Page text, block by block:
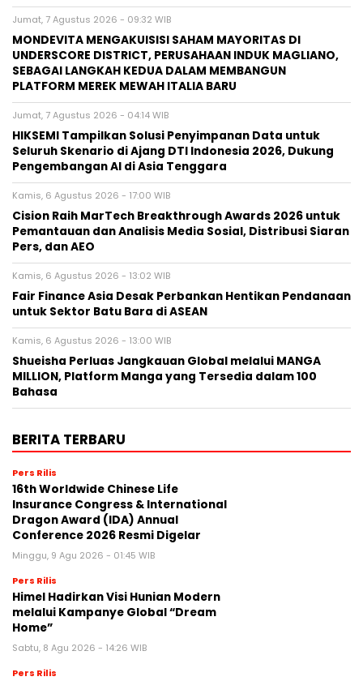
Jumat, 7 Agustus 2026 - 09:32 WIB
MONDEVITA MENGAKUISISI SAHAM MAYORITAS DI
UNDERSCORE DISTRICT, PERUSAHAAN INDUK MAGLIANO,
SEBAGAI LANGKAH KEDUA DALAM MEMBANGUN
PLATFORM MEREK MEWAH ITALIA BARU
Jumat, 7 Agustus 2026 - 04:14 WIB
HIKSEMI Tampilkan Solusi Penyimpanan Data untuk
Seluruh Skenario di Ajang DTI Indonesia 2026, Dukung
Pengembangan AI di Asia Tenggara
Kamis, 6 Agustus 2026 - 17:00 WIB
Cision Raih MarTech Breakthrough Awards 2026 untuk
Pemantauan dan Analisis Media Sosial, Distribusi Siaran
Pers, dan AEO
Kamis, 6 Agustus 2026 - 13:02 WIB
Fair Finance Asia Desak Perbankan Hentikan Pendanaan
untuk Sektor Batu Bara di ASEAN
Kamis, 6 Agustus 2026 - 13:00 WIB
Shueisha Perluas Jangkauan Global melalui MANGA
MILLION, Platform Manga yang Tersedia dalam 100
Bahasa
BERITA TERBARU
Pers Rilis
16th Worldwide Chinese Life
Insurance Congress & International
Dragon Award (IDA) Annual
Conference 2026 Resmi Digelar
Minggu, 9 Agu 2026 - 01:45 WIB
Pers Rilis
Himel Hadirkan Visi Hunian Modern
melalui Kampanye Global “Dream
Home”
Sabtu, 8 Agu 2026 - 14:26 WIB
Pers Rilis